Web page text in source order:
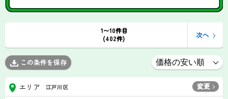
1〜10件目
(402件)
次へ
この条件を保存
エリア 江戸川区 変更